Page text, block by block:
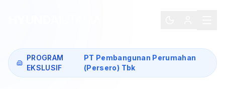
PROGRAM
EKSLUSIF
PT Pembangunan Perumahan
(Persero) Tbk